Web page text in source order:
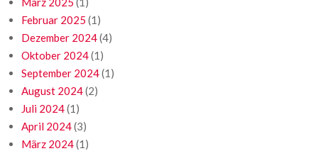
Februar 2025 (1)
Dezember 2024(4)
Oktober 2024(1)
September 2024(1)
August 2024(2)
Juli 2024(1)
April 2024(3)
März 2024(1)